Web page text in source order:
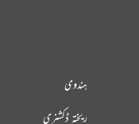
ہندوی
ریختہ ڈکشنری